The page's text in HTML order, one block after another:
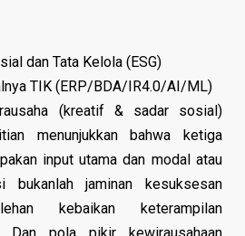
dan Tata Kelola (ESG)
TIK (ERP/BDA/IR4.0/AI/ML)
(kreatif & sadar sosial)
menunjukkan bahwa ketiga
input utama dan modal atau
bukanlah jaminan kesuksesan
kebaikan keterampilan